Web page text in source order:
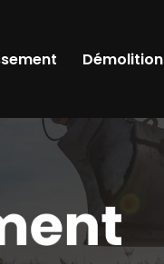
Démolition